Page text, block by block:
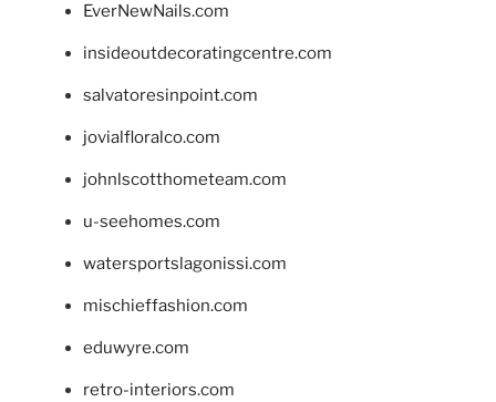
EverNewNails.com
insideoutdecoratingcentre.com
salvatoresinpoint.com
jovialfloralco.com
johnlscotthometeam.com
u-seehomes.com
watersportslagonissi.com
mischieffashion.com
eduwyre.com
retro-interiors.com